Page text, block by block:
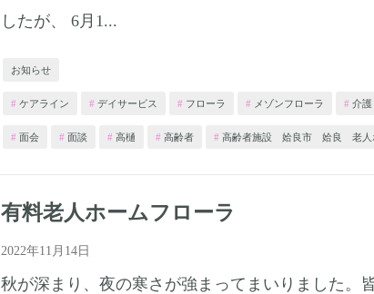
したが、 6月1...
お知らせ
ケアライン デイサービス フローラ メゾンフローラ 介護
面会 面談 高樋 高齢者 高齢者施設 姶良市 姶良 老
有料老人ホームフローラ
2022年11月14日
秋が深まり、夜の寒さが強まってまいりました。